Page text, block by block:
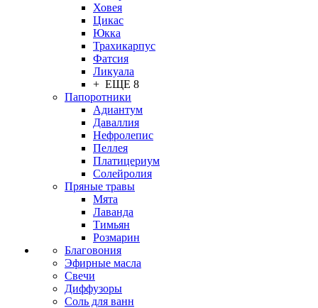
Ховея
Цикас
Юкка
Трахикарпус
Фатсия
Ликуала
+ ЕЩЕ 8
Папоротники
Адиантум
Даваллия
Нефролепис
Пеллея
Платицериум
Солейролия
Пряные травы
Мята
Лаванда
Тимьян
Розмарин
Благовония
Эфирные масла
Свечи
Диффузоры
Соль для ванн